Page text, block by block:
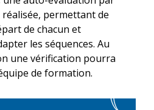
permettant de
de chacun et
les séquences. Au
une vérification pourra
de formation.